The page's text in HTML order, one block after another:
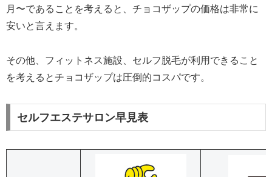
月〜であることを考えると、チョコザップの価格は非常に
安いと言えます。
その他、フィットネス施設、セルフ脱毛が利用できること
を考えるとチョコザップは圧倒的コスパです。
セルフエステサロン早見表